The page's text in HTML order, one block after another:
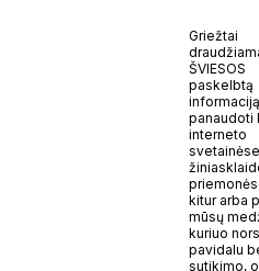
Griežtai
ŠVIESOS
paskelbtą
informaciją
panaudoti
interneto
kitur arba
mūsų
kuriuo nors
pavidalu
sutikimo,